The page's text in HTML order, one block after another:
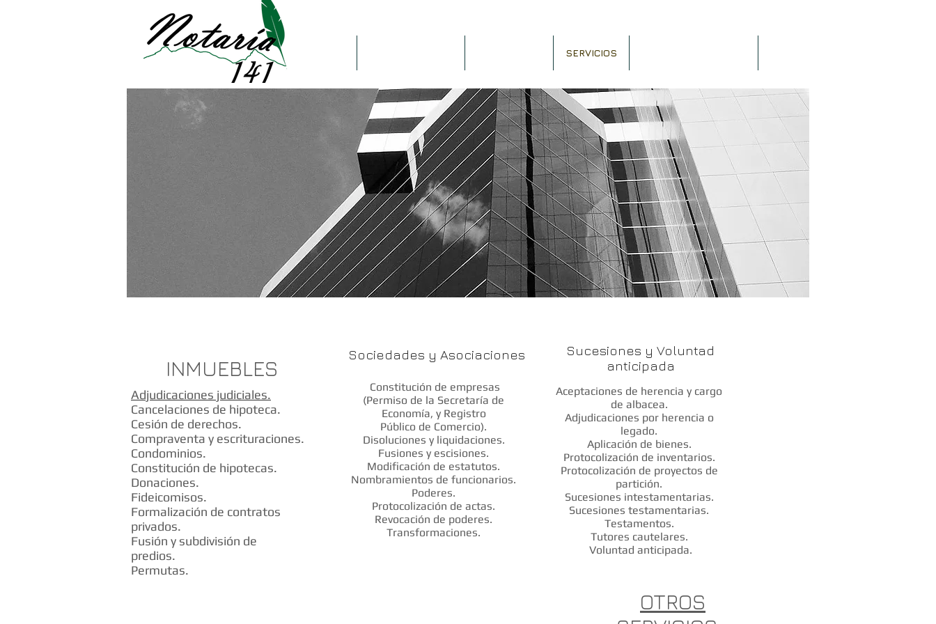
SERVICIOS
INMUEBLES
Sociedades y Asociaciones
Constitución de empresas
(Permiso de la Secretaría de
Economía, y Registro
Público de Comercio).
Disoluciones y liquidaciones.
Fusiones y escisiones.
Modificación de estatutos.
Nombramientos de funcionarios.
Poderes.
Protocolización de actas.
Revocación de poderes.
Transformaciones.
Sucesiones y Voluntad
anticipada
Aceptaciones de herencia y cargo
de albacea.
Adjudicaciones por herencia o
legado.
Aplicación de bienes.
Protocolización de inventarios.
Protocolización de proyectos de
partición.
Sucesiones intestamentarias.
Sucesiones testamentarias.
Testamentos.
Tutores cautelares.
Voluntad anticipada.
Adjudicaciones judiciales.
Cancelaciones de hipoteca.
Cesión de derechos.
Compraventa y escrituraciones.
Condominios.
Constitución de hipotecas.
Donaciones.
Fideicomisos.
Formalización de contratos
privados.
Fusión y subdivisión de
predios.
Permutas.
OTROS